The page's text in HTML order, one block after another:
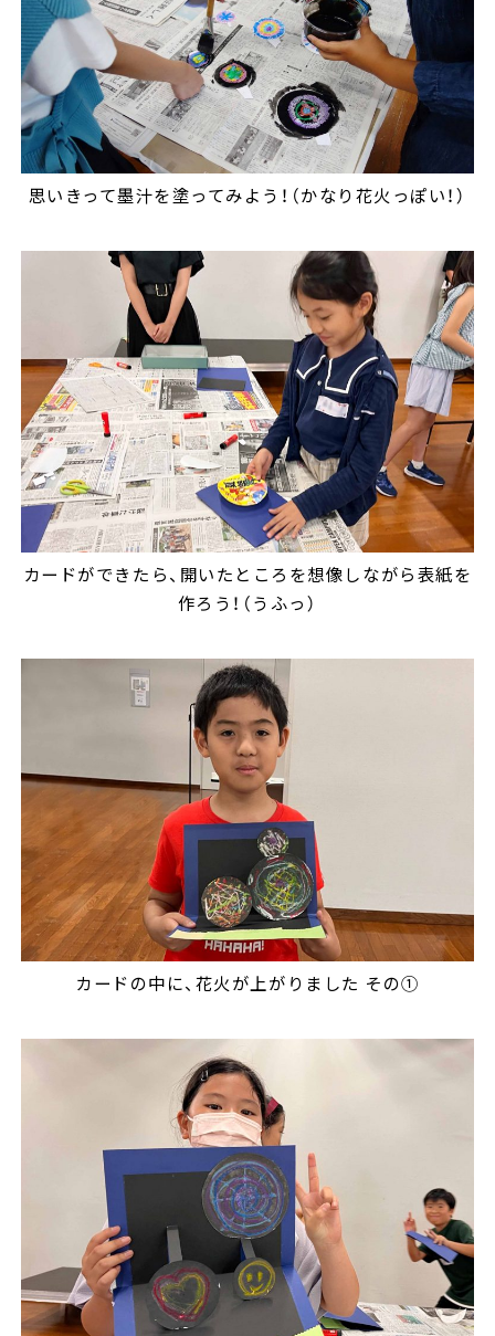
思いきって墨汁を塗ってみよう！（かなり花火っぽい！）
カードができたら、開いたところを想像しながら表紙を
作ろう！（うふっ）
カードの中に、花火が上がりました その①